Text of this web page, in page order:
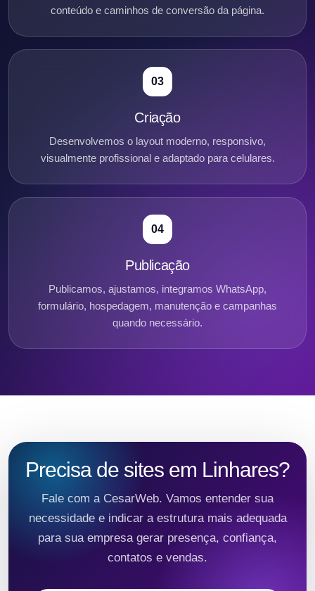
conteúdo e caminhos de conversão da página.
03
Criação
Desenvolvemos o layout moderno, responsivo,
visualmente profissional e adaptado para celulares.
04
Publicação
Publicamos, ajustamos, integramos WhatsApp,
formulário, hospedagem, manutenção e campanhas
quando necessário.
Precisa de sites em Linhares?
Fale com a CesarWeb. Vamos entender sua
necessidade e indicar a estrutura mais adequada
para sua empresa gerar presença, confiança,
contatos e vendas.